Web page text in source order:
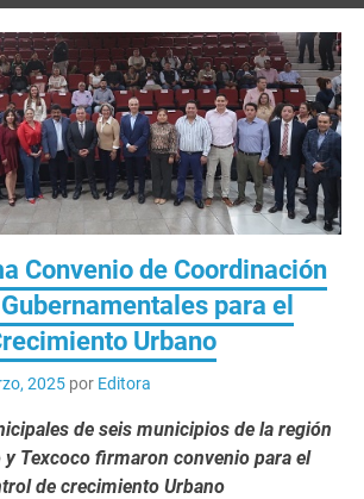
Convenio de Coordinación
para el
Urbano
2025por Editora
de seis municipios de la región
y Texcoco firmaron convenio para el
de crecimiento Urbano